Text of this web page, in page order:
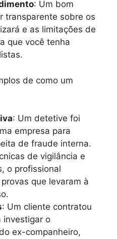
: Um bom
transparente sobre os
e as limitações de
que você tenha
de como um
: Um detetive foi
empresa para
de fraude interna.
de vigilância e
o profissional
que levaram à
: Um cliente contratou
investigar o
ex-companheiro,